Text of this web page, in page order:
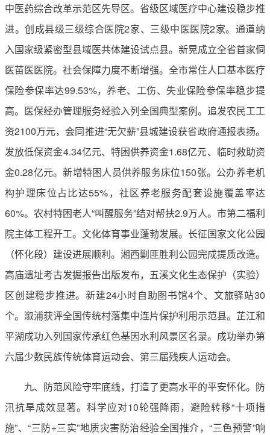
中医药综合改革示范区先导区。省级区域医疗中心建设稳步推
进。创成县级三级综合医院2家、三级中医医院2家。通道纳
入国家级紧密型县域医共体建设试点县。新晃成立全省首家侗
医苗医医院。社会保障力度不断增强。全市常住人口基本医疗
保险参保率达99.53%，养老、工伤、失业保险参保率稳步提
高。医保经办管理服务经验入列全国典型案例。追发农民工工
资2100万元，会同推进“无欠薪”县城建设获省政府通报表扬。
发放低保资金4.34亿元、特困供养资金1.68亿元、临时救助资
金0.28亿元。新增特困人员供养服务床位150张。公办养老机
构护理床位占比达55%，社区养老服务配套设施覆盖率达
60%。农村特困老人“叫醒服务”结对帮扶2.9万人。市第二福利
院主体工程开工。文化体育事业蓬勃发展。长征国家文化公园
（怀化段）建设进展顺利。湘西剿匪胜利公园完成提质改造。
高庙遗址考古发掘报告出版发布，五溪文化生态保护（实验）
区创建稳步推进。新建24小时自助图书馆4个、文旅驿站30
个。溆浦获评全国传统村落集中连片保护利用示范县。芷江和
平湖成功入列国家传承红色基因水利风景区名录。成功举办第
六届少数民族传统体育运动会、第三届残疾人运动会。
九、防范风险守牢底线，打造了更高水平的平安怀化。防
汛抗旱成效显著。科学应对10轮强降雨，避险转移“十项措
施”、“三防+三实”地质灾害防治经验全国推介，“三色预警”响